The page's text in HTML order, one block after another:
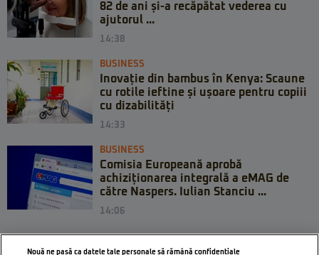
82 de ani și-a recăpătat vederea cu
ajutorul ...
14:38
BUSINESS
Inovație din bambus în Kenya: Scaune
cu rotile ieftine și ușoare pentru copiii
cu dizabilități
14:33
BUSINESS
Comisia Europeană aprobă
achiziționarea integrală a eMAG de
către Naspers. Iulian Stanciu ...
14:06
Nouă ne pasă ca datele tale personale să rămână confidențiale